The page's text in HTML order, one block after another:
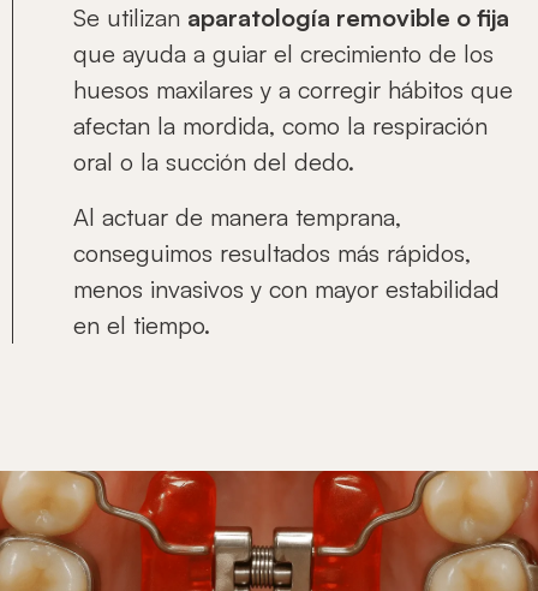
Se utilizan aparatología removible o fija
que ayuda a guiar el crecimiento de los
huesos maxilares y a corregir hábitos que
afectan la mordida, como la respiración
oral o la succión del dedo.
Al actuar de manera temprana,
conseguimos resultados más rápidos,
menos invasivos y con mayor estabilidad
en el tiempo.